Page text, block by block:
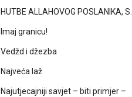
HUTBE ALLAHOVOG POSLANIKA,
Imaj granicu!
Vedžd i džezba
Najveća laž
Najutjecajniji savjet – biti primjer –